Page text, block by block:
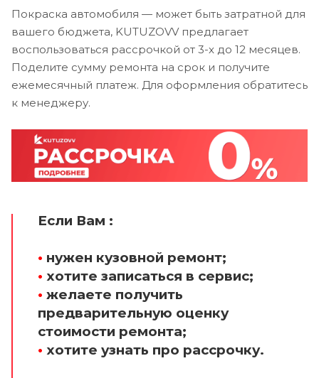
Покраска автомобиля — может быть затратной для
вашего бюджета, KUTUZOVV предлагает
воспользоваться рассрочкой от 3-х до 12 месяцев.
Поделите сумму ремонта на срок и получите
ежемесячный платеж. Для оформления обратитесь
к менеджеру.
Если Вам :
• нужен кузовной ремонт;
• хотите записаться в сервис;
• желаете получить
предварительную оценку
стоимости ремонта;
• хотите узнать про рассрочку.